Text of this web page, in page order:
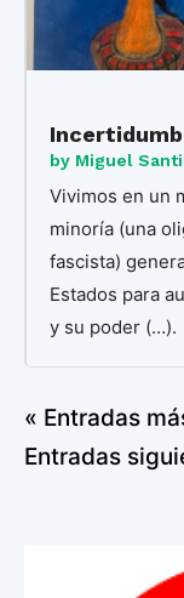
by Miguel
Vivimos en un
minoría (una
fascista)
Estados para
y su poder (…).
« Entradas
Entradas